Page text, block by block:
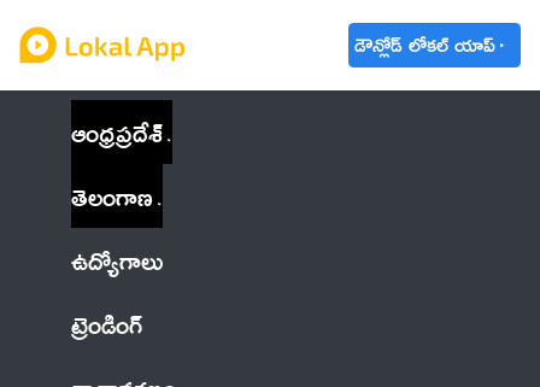
డౌన్లోడ్ లోకల్ యాప్
ఆంధ్రప్రదేశ్
తెలంగాణ
ఉద్యోగాలు
ట్రెండింగ్